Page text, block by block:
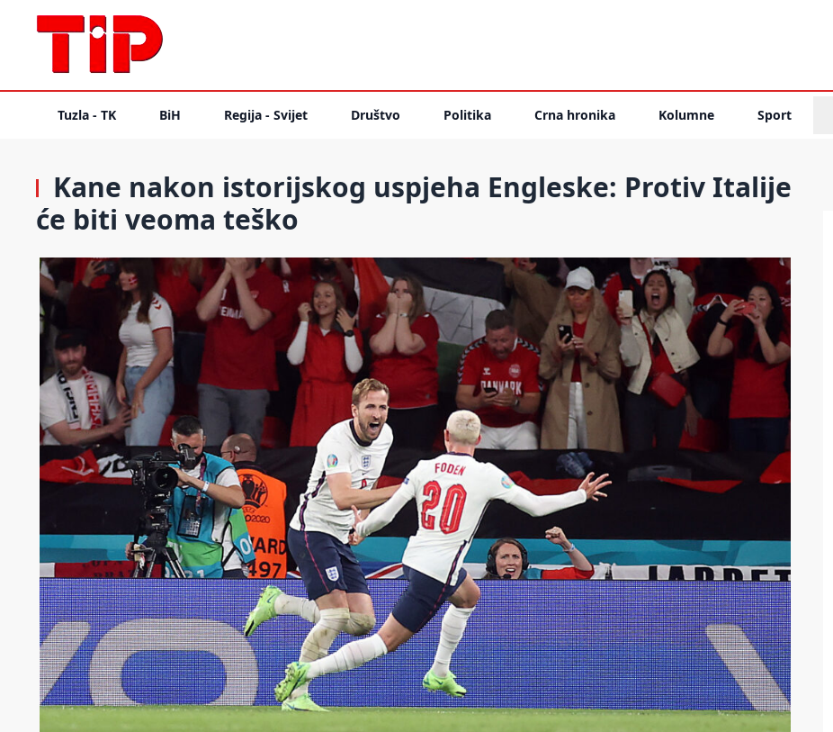
Tuzla - TK BiH Regija - Svijet Društvo Politika Crna hronika Kolumne Sport
Kane nakon istorijskog uspjeha Engleske: Protiv Italije
će biti veoma teško